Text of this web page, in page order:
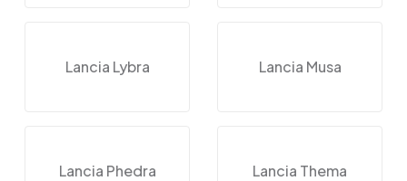
Lancia Lybra Lancia Musa
Lancia Phedra Lancia Thema